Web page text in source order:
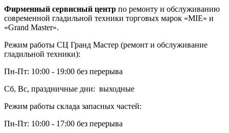
Фирменный сервисный центр по ремонту и обслуживанию
современной гладильной техники торговых марок «MIE» и
«Grand Master».
Режим работы СЦ Гранд Мастер (ремонт и обслуживание
гладильной техники):
Пн-Пт: 10:00 - 19:00 без перерыва
Сб, Вс, праздничные дни: выходные
Режим работы склада запасных частей:
Пн-Пт: 10:00 - 17:00 без перерыва